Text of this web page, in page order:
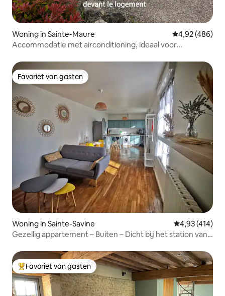
Woning in Sainte-Maure Gemiddelde
4,92 (486)
Accommodatie met airconditioning, ideaal voor
Favoriet van gasten
Favoriet van gasten
Woning in Sainte-Savine Gemiddelde
4,93 (414)
Gezellig appartement – Buiten – Dicht bij het station van
Topfavoriet van gasten
Favoriet van gasten